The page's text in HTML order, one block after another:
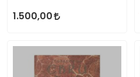
1.500,00